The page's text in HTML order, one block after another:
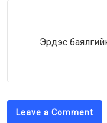
Эрдэс
Leave a Comment